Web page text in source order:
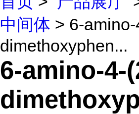
中间体 > 6-
dimethoxyphen...
6-amino-4-